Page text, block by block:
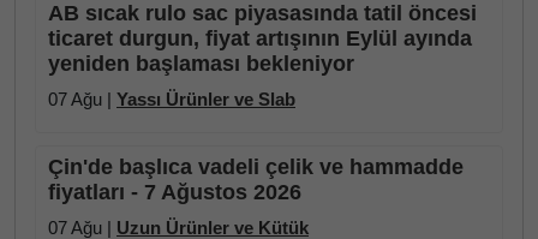
AB sıcak rulo sac piyasasında tatil öncesi
ticaret durgun, fiyat artışının Eylül ayında
yeniden başlaması bekleniyor
07 Ağu | Yassı Ürünler ve Slab
Çin'de başlıca vadeli çelik ve hammadde
fiyatları - 7 Ağustos 2026
07 Ağu | Uzun Ürünler ve Kütük